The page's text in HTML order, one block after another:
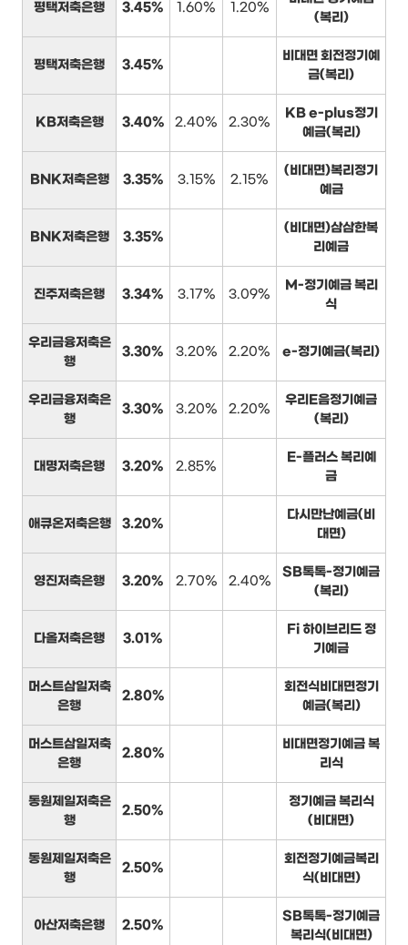
평택저축은행 3.45% 1.60% 1.20%
(복리)
평택저축은행 3.45%
비대면 회전정기예
금(복리)
KB저축은행 3.40% 2.40% 2.30%
KB e-plus정기
예금(복리)
BNK저축은행 3.35% 3.15% 2.15%
(비대면)복리정기
예금
BNK저축은행 3.35%
(비대면)삼삼한복
리예금
진주저축은행 3.34% 3.17% 3.09%
M-정기예금 복리
식
우리금융저축은
행
3.30% 3.20% 2.20% e-정기예금(복리)
우리금융저축은
행
3.30% 3.20% 2.20%
우리E음정기예금
(복리)
대명저축은행 3.20% 2.85%
E-플러스 복리예
금
애큐온저축은행 3.20%
다시만난예금(비
대면)
영진저축은행 3.20% 2.70% 2.40%
SB톡톡-정기예금
(복리)
다올저축은행 3.01%
Fi 하이브리드 정
기예금
머스트삼일저축
은행
2.80%
회전식비대면정기
예금(복리)
머스트삼일저축
은행
2.80%
비대면정기예금 복
리식
동원제일저축은
행
2.50%
정기예금 복리식
(비대면)
동원제일저축은
행
2.50%
회전정기예금복리
식(비대면)
아산저축은행 2.50%
SB톡톡-정기예금
복리식(비대면)